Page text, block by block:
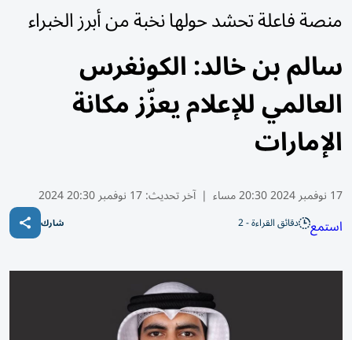
منصة فاعلة تحشد حولها نخبة من أبرز الخبراء
سالم بن خالد: الكونغرس
العالمي للإعلام يعزّز مكانة
الإمارات
17 نوفمبر 2024 20:30 مساء | آخر تحديث:17 نوفمبر 20:30 2024
استمع دقائق القراءة - 2 شارك